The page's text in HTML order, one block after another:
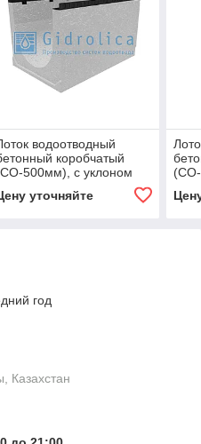
водоотводный
коробчатый
500мм), с уклоном
-
уточняйте
(СО-
год
Казахстан